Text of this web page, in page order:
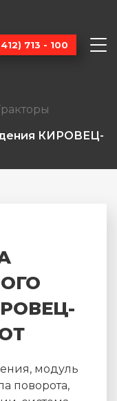
713 - 100
КИРОВЕЦ-
модуль
поворота,